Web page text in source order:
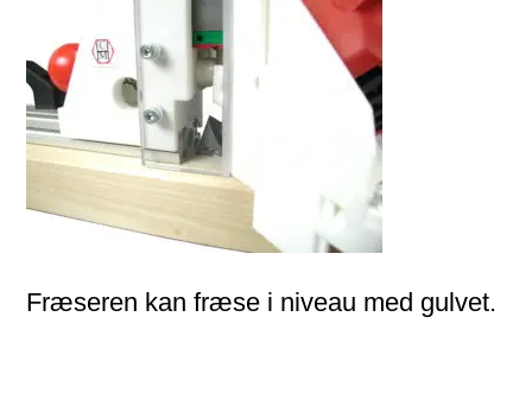
Fræseren kan fræse i niveau med gulvet.